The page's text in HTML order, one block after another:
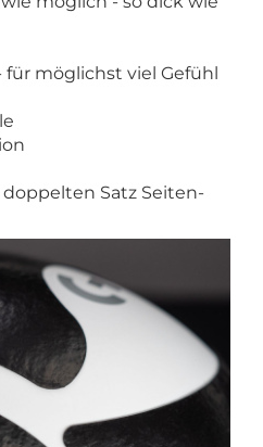
für möglichst viel Gefühl
Satz Seiten-